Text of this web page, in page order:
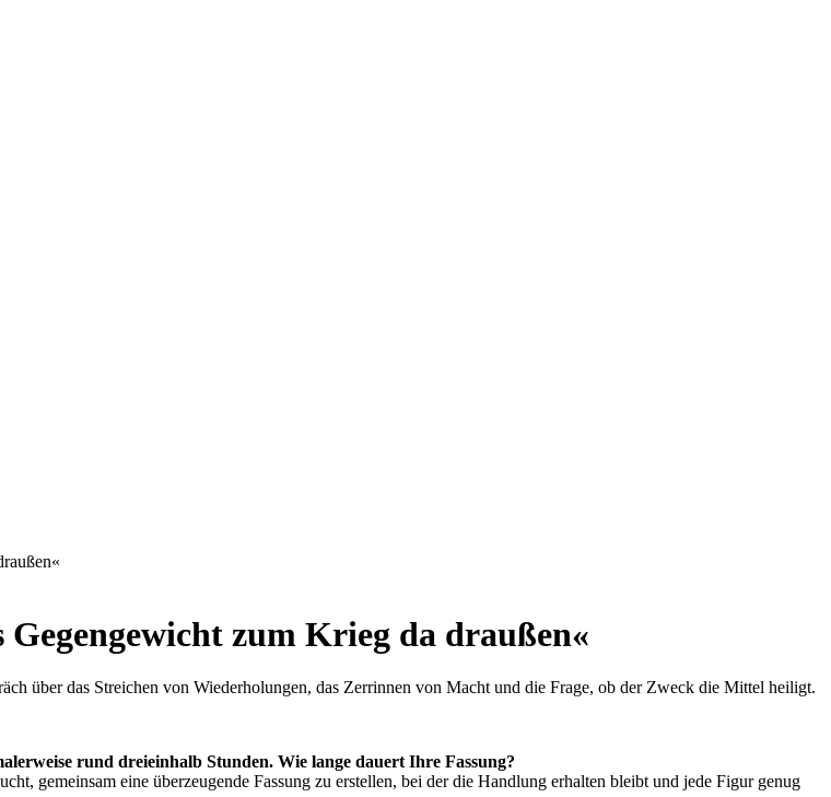
zum Krieg da draußen«
über das Streichen von Wiederholungen, das Zerrinnen von Macht und die Frage, ob der Zweck die Mittel heiligt.
rund dreieinhalb Stunden. Wie lange dauert Ihre Fassung?
gemeinsam eine überzeugende Fassung zu erstellen, bei der die Handlung erhalten bleibt und jede Figur genug